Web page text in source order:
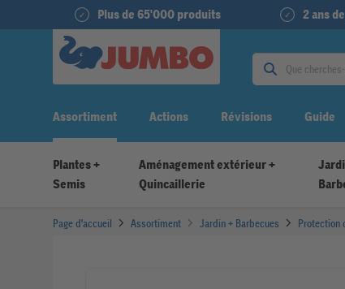
Plus de 65'000 produits 2 ans
Assortiment
Plantes +
Semis
Aménagement extérieur +
Quincaillerie
Actions Révisions Guide
Page d'accueil Assortiment Jardin + Barbecues Protection